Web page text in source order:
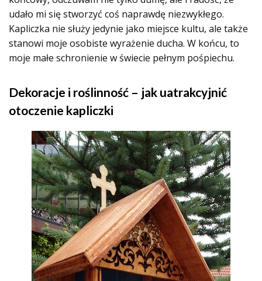
udało mi się stworzyć coś naprawdę niezwykłego.
Kapliczka nie służy jedynie jako miejsce kultu, ale także
stanowi moje osobiste wyrażenie ducha. W końcu, to
moje małe schronienie w świecie pełnym pośpiechu.
Dekoracje i roślinność – jak uatrakcyjnić
otoczenie kapliczki